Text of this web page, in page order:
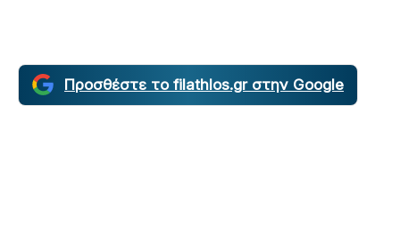
Προσθέστε το filathlos.gr στην Google